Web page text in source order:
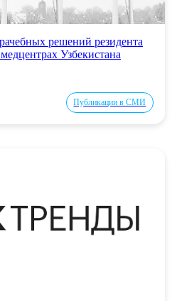
решений резидента
Узбекистана
Публикации в СМИ